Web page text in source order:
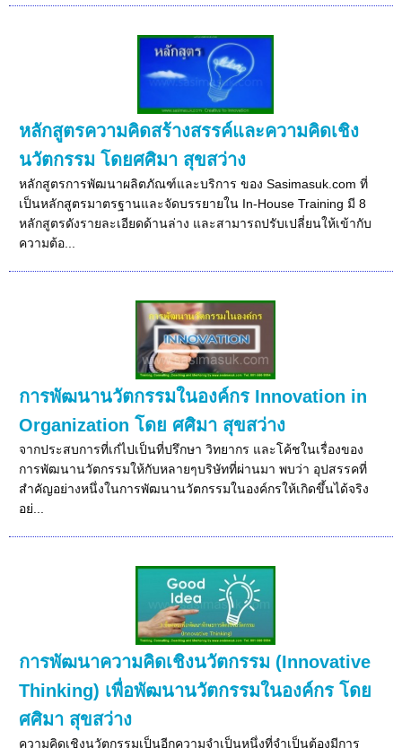
หลักสูตรความคิดสร้างสรรค์และความคิดเชิง
นวัตกรรม โดยศศิมา สุขสว่าง
หลักสูตรการพัฒนาผลิตภัณฑ์และบริการ ของ Sasimasuk.com ที่
เป็นหลักสูตรมาตรฐานและจัดบรรยายใน In-House Training มี 8
หลักสูตรดังรายละเอียดด้านล่าง และสามารถปรับเปลี่ยนให้เข้ากับ
ความต้อ...
การพัฒนานวัตกรรมในองค์กร Innovation in
Organization โดย ศศิมา สุขสว่าง
จากประสบการที่เก๋ไปเป็นที่ปรึกษา วิทยากร และโค้ชในเรื่องของ
การพัฒนานวัตกรรมให้กับหลายๆบริษัทที่ผ่านมา พบว่า อุปสรรคที่
สำคัญอย่างหนึ่งในการพัฒนานวัตกรรมในองค์กรให้เกิดขึ้นได้จริง
อย่...
การพัฒนาความคิดเชิงนวัตกรรม (Innovative
Thinking) เพื่อพัฒนานวัตกรรมในองค์กร โดย
ศศิมา สุขสว่าง
ความคิดเชิงนวัตกรรมเป็นอีกความจำเป็นหนึ่งที่จำเป็นต้องมีการ